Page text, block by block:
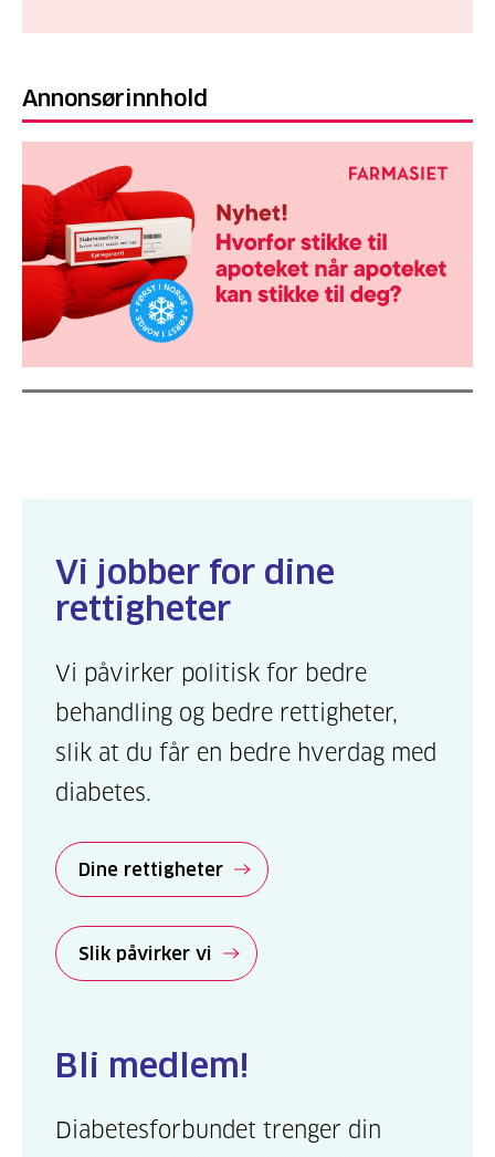
Annonsørinnhold
Vi jobber for dine
rettigheter
Vi påvirker politisk for bedre
behandling og bedre rettigheter,
slik at du får en bedre hverdag med
diabetes.
Dine rettigheter
Slik påvirker vi
Bli medlem!
Diabetesforbundet trenger din